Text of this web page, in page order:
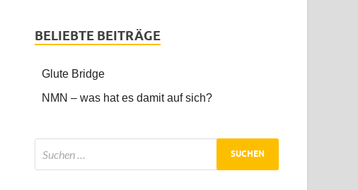
BELIEBTE BEITRÄGE
Glute Bridge
NMN – was hat es damit auf sich?